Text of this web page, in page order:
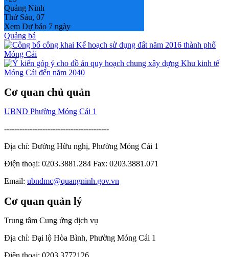
Quảng Ninh
Thứ Sáu, 07
Xem Dự báo 7 ngày
Quảng bá
Cơ quan chủ quản
UBND Phường Móng Cái 1
-----------------------------------------
Địa chỉ: Đường Hữu nghị, Phường Móng Cái 1
Điện thoại: 0203.3881.284 Fax: 0203.3881.071
Email: ubndmc@quangninh.gov.vn
Cơ quan quản lý
Trung tâm Cung ứng dịch vụ
Địa chỉ: Đại lộ Hòa Bình, Phường Móng Cái 1
Điện thoại: 0203 3772126